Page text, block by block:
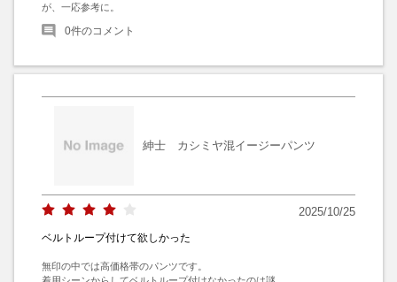
が、一応参考に。
0件のコメント
紳士 カシミヤ混イージーパンツ
2025/10/25
ベルトループ付けて欲しかった
無印の中では高価格帯のパンツです。
着用シーンからしてベルトループ付けなかったのは謎。